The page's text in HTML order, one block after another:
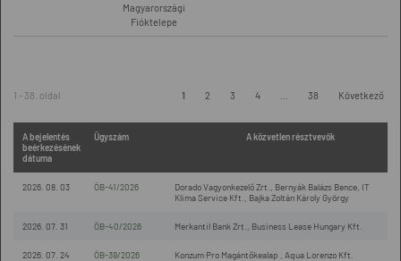
Magyarországi
Fióktelepe
1 - 38. oldal 1 2 3 4 38 Következő
A bejelentés
beérkezésének
dátuma
Ügyszám A közvetlen résztvevők
2026. 08. 03 ÖB-41/2026
Dorado Vagyonkezelő Zrt., Bernyák Balázs Bence, IT
Klima Service Kft., Bajka Zoltán Károly György
2026. 07. 31 ÖB-40/2026 Merkantil Bank Zrt., Business Lease Hungary Kft.
2026. 07. 24 ÖB-39/2026 Konzum Pro Magántőkealap , Aqua Lorenzo Kft.